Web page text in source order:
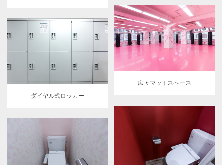
広々マットスペース
ダイヤル式ロッカー